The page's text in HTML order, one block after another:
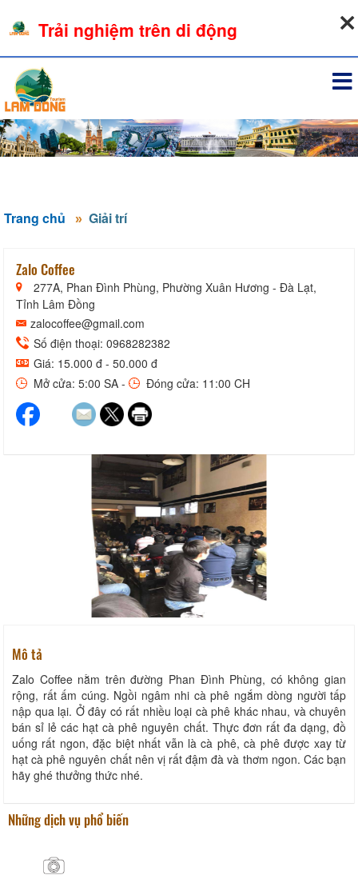
Trang chủ Giải trí
Zalo Coffee
277A, Phan Đình Phùng, Phường Xuân Hương - Đà Lạt,
Tỉnh Lâm Đồng
zalocoffee@gmail.com
Số điện thoại: 0968282382
Giá: 15.000 đ - 50.000 đ
Mở cửa: 5:00 SA -
Đóng cửa: 11:00 CH
Mô tả
Zalo Coffee nằm trên đường Phan Đình Phùng, có không gian
rộng, rất ấm cúng. Ngồi ngâm nhi cà phê ngắm dòng người tấp
nập qua lại. Ở đây có rất nhiều loại cà phê khác nhau, và chuyên
bán sỉ lẻ các hạt cà phê nguyên chất. Thực đơn rất đa dạng, đồ
uống rất ngon, đặc biệt nhất vẫn là cà phê, cà phê được xay từ
hạt cà phê nguyên chất nên vị rất đậm đà và thơm ngon. Các bạn
hãy ghé thưởng thức nhé.
Những dịch vụ phổ biến
Trải nghiệm trên di động